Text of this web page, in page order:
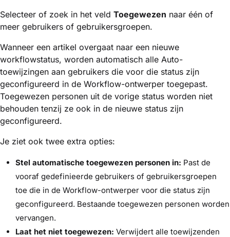
Selecteer of zoek in het veld Toegewezen naar één of
meer gebruikers of gebruikersgroepen.
Wanneer een artikel overgaat naar een nieuwe
workflowstatus, worden automatisch alle Auto-
toewijzingen aan gebruikers die voor die status zijn
geconfigureerd in de Workflow-ontwerper toegepast.
Toegewezen personen uit de vorige status worden niet
behouden tenzij ze ook in de nieuwe status zijn
geconfigureerd.
Je ziet ook twee extra opties:
Stel automatische toegewezen personen in: Past de
vooraf gedefinieerde gebruikers of gebruikersgroepen
toe die in de Workflow-ontwerper voor die status zijn
geconfigureerd. Bestaande toegewezen personen worden
vervangen.
Laat het niet toegewezen: Verwijdert alle toewijzenden